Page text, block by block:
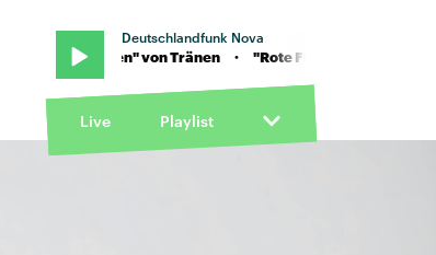
Deutschlandfunk Nova
von Tränen · "Rote Funken" von Tränen
Live Playlist